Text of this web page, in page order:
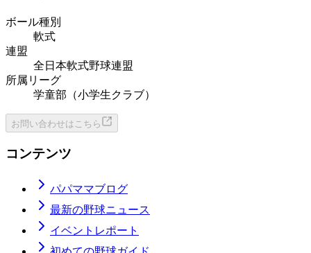
ボール種別
軟式
連盟
全日本軟式野球連盟
所属リーグ
学童部（小学生クラブ）
お問い合わせはこちら
コンテンツ
パパママブログ
最新の野球ニュース
イベントレポート